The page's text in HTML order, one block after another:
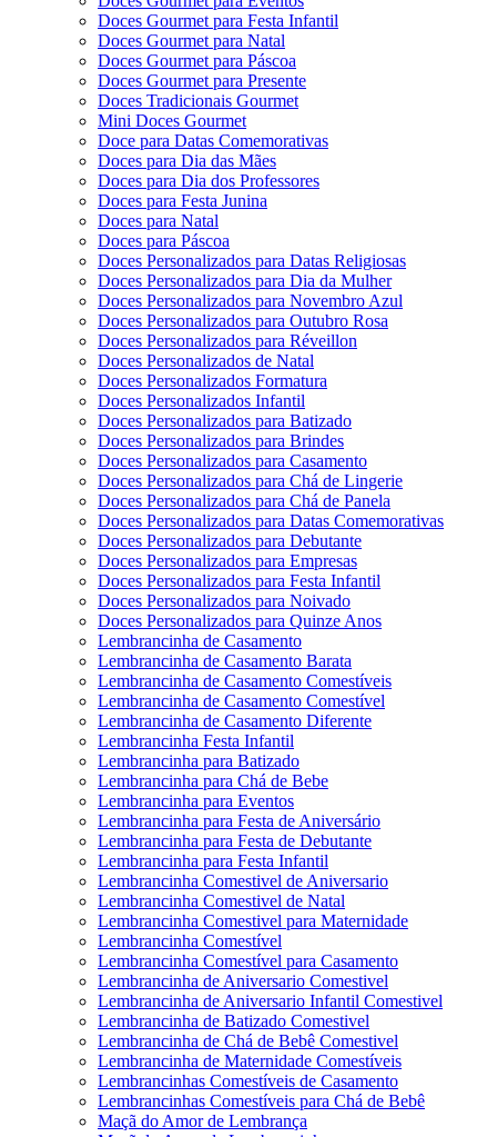
Doces Gourmet para Festa Infantil
Doces Gourmet para Natal
Doces Gourmet para Páscoa
Doces Gourmet para Presente
Doces Tradicionais Gourmet
Mini Doces Gourmet
Doce para Datas Comemorativas
Doces para Dia das Mães
Doces para Dia dos Professores
Doces para Festa Junina
Doces para Natal
Doces para Páscoa
Doces Personalizados para Datas Religiosas
Doces Personalizados para Dia da Mulher
Doces Personalizados para Novembro Azul
Doces Personalizados para Outubro Rosa
Doces Personalizados para Réveillon
Doces Personalizados de Natal
Doces Personalizados Formatura
Doces Personalizados Infantil
Doces Personalizados para Batizado
Doces Personalizados para Brindes
Doces Personalizados para Casamento
Doces Personalizados para Chá de Lingerie
Doces Personalizados para Chá de Panela
Doces Personalizados para Datas Comemorativas
Doces Personalizados para Debutante
Doces Personalizados para Empresas
Doces Personalizados para Festa Infantil
Doces Personalizados para Noivado
Doces Personalizados para Quinze Anos
Lembrancinha de Casamento
Lembrancinha de Casamento Barata
Lembrancinha de Casamento Comestíveis
Lembrancinha de Casamento Comestível
Lembrancinha de Casamento Diferente
Lembrancinha Festa Infantil
Lembrancinha para Batizado
Lembrancinha para Chá de Bebe
Lembrancinha para Eventos
Lembrancinha para Festa de Aniversário
Lembrancinha para Festa de Debutante
Lembrancinha para Festa Infantil
Lembrancinha Comestivel de Aniversario
Lembrancinha Comestivel de Natal
Lembrancinha Comestivel para Maternidade
Lembrancinha Comestível
Lembrancinha Comestível para Casamento
Lembrancinha de Aniversario Comestivel
Lembrancinha de Aniversario Infantil Comestivel
Lembrancinha de Batizado Comestivel
Lembrancinha de Chá de Bebê Comestivel
Lembrancinha de Maternidade Comestíveis
Lembrancinhas Comestíveis de Casamento
Lembrancinhas Comestíveis para Chá de Bebê
Maçã do Amor de Lembrança